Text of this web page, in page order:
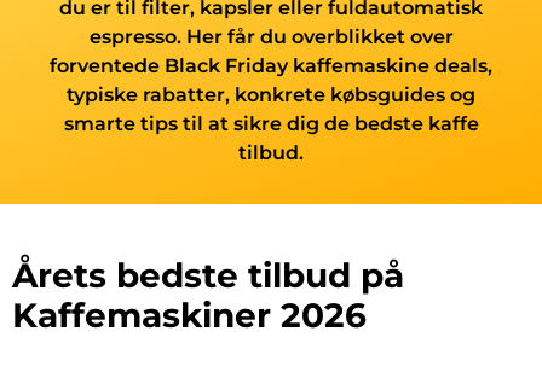
du er til filter, kapsler eller fuldautomatisk
espresso. Her får du overblikket over
forventede Black Friday kaffemaskine deals,
typiske rabatter, konkrete købsguides og
smarte tips til at sikre dig de bedste kaffe
tilbud.
Årets bedste tilbud på
Kaffemaskiner 2026